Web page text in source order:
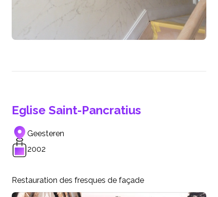
Eglise Saint-Pancratius
Geesteren
2002
Restauration des fresques de façade